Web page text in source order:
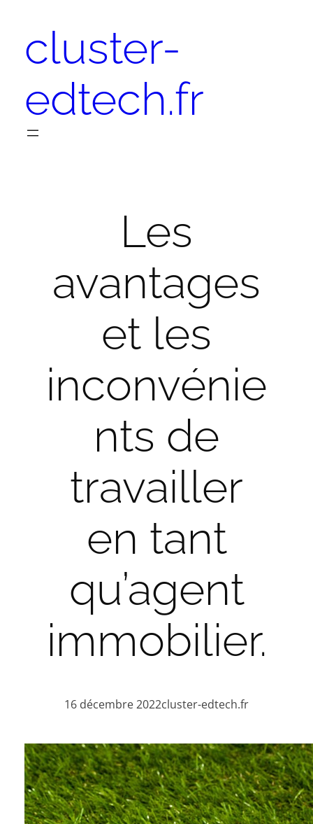
contenu
cluster-
edtech.fr
Les
avantages
et les
inconvénie
nts de
travailler
en tant
qu’agent
immobilier.
16 décembre 2022cluster-edtech.fr